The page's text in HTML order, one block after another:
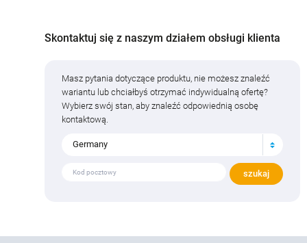
Skontaktuj się z naszym działem obsługi klienta
Masz pytania dotyczące produktu, nie możesz znaleźć
wariantu lub chciałbyś otrzymać indywidualną ofertę?
Wybierz swój stan, aby znaleźć odpowiednią osobę
kontaktową.
Germany